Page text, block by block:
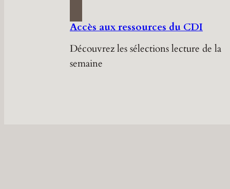
Accès aux ressources du CDI
Découvrez les sélections lecture de la
semaine